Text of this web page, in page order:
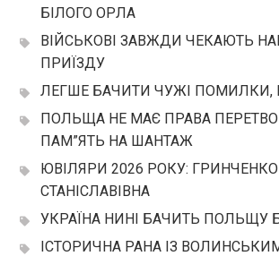
БІЛОГО ОРЛА
ВІЙСЬКОВІ ЗАВЖДИ ЧЕКАЮТЬ
ПРИЇЗДУ
ЛЕГШЕ БАЧИТИ ЧУЖІ ПОМИЛКИ,
ПОЛЬЩА НЕ МАЄ ПРАВА
ПАМ”ЯТЬ НА ШАНТАЖ
ЮВІЛЯРИ 2026 РОКУ:
СТАНІСЛАВІВНА
УКРАЇНА НИНІ БАЧИТЬ ПОЛЬЩУ
ІСТОРИЧНА РАНА ІЗ